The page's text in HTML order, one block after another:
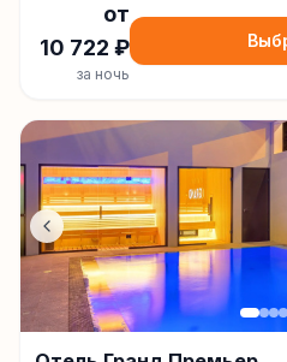
от
10 722 ₽
за ночь